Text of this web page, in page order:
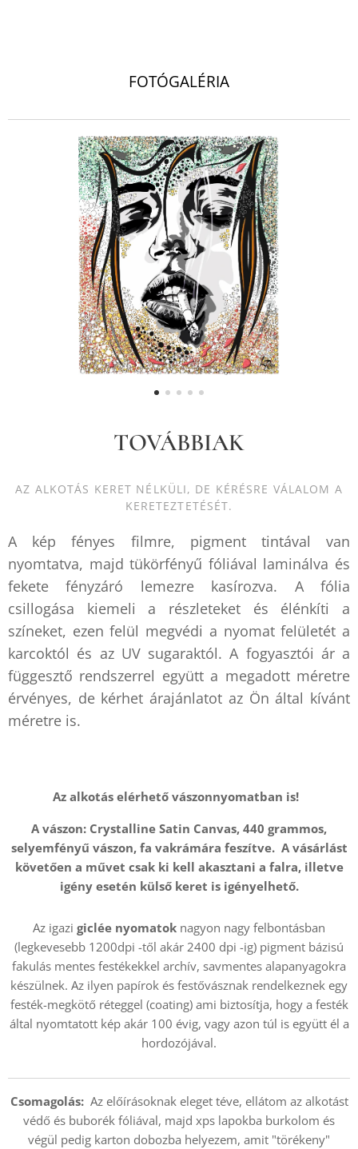
FOTÓGALÉRIA
TOVÁBBIAK
AZ ALKOTÁS KERET NÉLKÜLI, DE KÉRÉSRE VÁLALOM A
KERETEZTETÉSÉT.
A kép fényes filmre, pigment tintával van
nyomtatva, majd tükörfényű fóliával laminálva és
fekete fényzáró lemezre kasírozva. A fólia
csillogása kiemeli a részleteket és élénkíti a
színeket, ezen felül megvédi a nyomat felületét a
karcoktól és az UV sugaraktól. A fogyasztói ár a
függesztő rendszerrel együtt a megadott méretre
érvényes, de kérhet árajánlatot az Ön által kívánt
méretre is.
Az alkotás elérhető vászonnyomatban is!
A vászon: Crystalline Satin Canvas, 440 grammos,
selyemfényű vászon, fa vakrámára feszítve. A vásárlást
követően a művet csak ki kell akasztani a falra, illetve
igény esetén külső keret is igényelhető.
Az igazi giclée nyomatok nagyon nagy felbontásban
(legkevesebb 1200dpi -től akár 2400 dpi -ig) pigment bázisú
fakulás mentes festékekkel archív, savmentes alapanyagokra
készülnek. Az ilyen papírok és festővásznak rendelkeznek egy
festék-megkötő réteggel (coating) ami biztosítja, hogy a festék
által nyomtatott kép akár 100 évig, vagy azon túl is együtt él a
hordozójával.
Csomagolás:Az előírásoknak eleget téve, ellátom az alkotást
védő és buborék fóliával, majd xps lapokba burkolom és
végül pedig karton dobozba helyezem, amit "törékeny"